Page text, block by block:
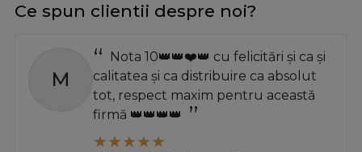
Ce spun clientii despre noi?
M
Nota 10👑👑❤️👑 cu felicitări și ca și
calitatea și ca distribuire ca absolut
tot, respect maxim pentru această
firmă 👑👑👑👑